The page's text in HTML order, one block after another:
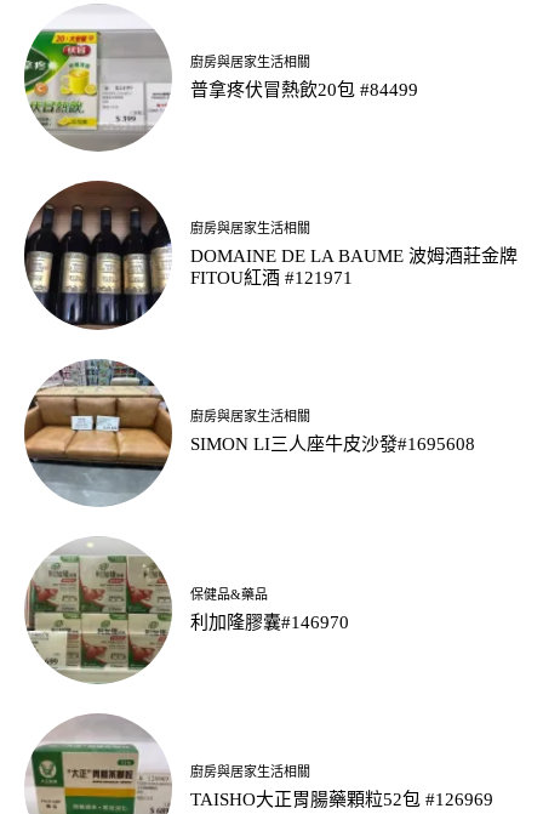
廚房與居家生活相關
普拿疼伏冒熱飲20包 #84499
廚房與居家生活相關
DOMAINE DE LA BAUME 波姆酒莊金牌
FITOU紅酒 #121971
廚房與居家生活相關
SIMON LI三人座牛皮沙發#1695608
保健品&藥品
利加隆膠囊#146970
廚房與居家生活相關
TAISHO大正胃腸藥顆粒52包 #126969